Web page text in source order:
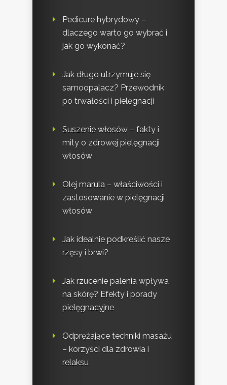
Pedicure hybrydowy –
dlaczego warto go wybrać i
jak go wykonać?
Jak długo utrzymuje się
samoopalacz? Przewodnik
po trwałości i pielęgnacji
Suszenie włosów – fakty i
mity o zdrowej pielęgnacji
włosów
Olej marula – właściwości i
zastosowanie w pielęgnacji
włosów
Jak idealnie podkreślić nasze
rzęsy i brwi?
Jak rzucenie palenia wpływa
na skórę? Efekty i porady
pielęgnacyjne
Odprężające techniki masażu
– korzyści dla zdrowia i
relaksu